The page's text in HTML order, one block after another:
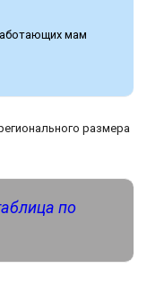
мам
размера
по